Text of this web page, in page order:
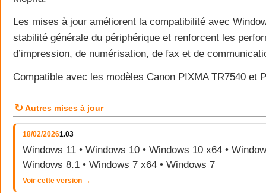
Les mises à jour améliorent la compatibilité avec
stabilité générale du périphérique et renforcent les
d’impression, de numérisation, de fax et de
Compatible avec les modèles Canon PIXMA TR7540 et
↻ Autres mises à jour
18/02/20261.03
Windows 11 • Windows 10 • Windows 10 x64 •
Windows 8.1 • Windows 7 x64 • Windows 7
Voir cette version →